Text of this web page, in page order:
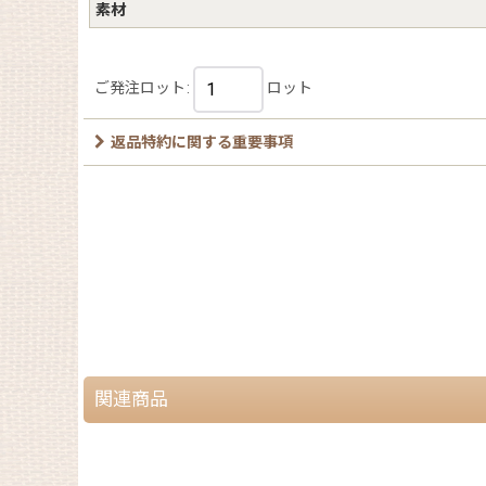
素材
ご発注ロット : ロット
返品特約に関する重要事項
関連商品